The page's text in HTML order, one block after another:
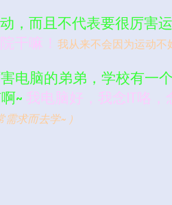
，而且不代表要很厉害运
干嘛！ 我从来不会因为运动不
电脑的弟弟，学校有一个
~ 我电脑好，我念IT咯，
求而去学~ ）